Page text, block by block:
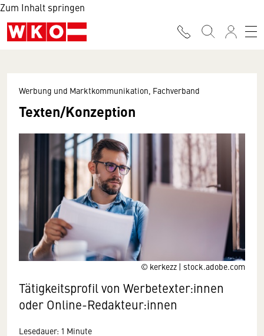
Zum Inhalt springen
© kerkezz | stock.adobe.com
Werbung und Marktkommunikation, Fachverband
Texten/Konzeption
Tätigkeitsprofil von Werbetexter:innen
oder Online-Redakteur:innen
Lesedauer: 1 Minute